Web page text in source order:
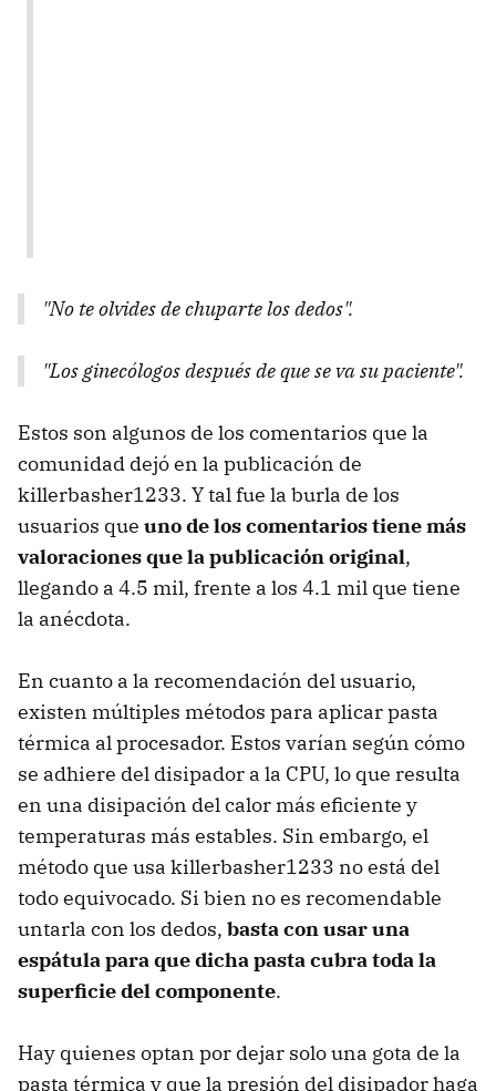
"No te olvides de chuparte los dedos".
"Los ginecólogos después de que se va su paciente".
Estos son algunos de los comentarios que la
comunidad dejó en la publicación de
killerbasher1233. Y tal fue la burla de los
usuarios que uno de los comentarios tiene más
valoraciones que la publicación original,
llegando a 4.5 mil, frente a los 4.1 mil que tiene
la anécdota.
En cuanto a la recomendación del usuario,
existen múltiples métodos para aplicar pasta
térmica al procesador. Estos varían según cómo
se adhiere del disipador a la CPU, lo que resulta
en una disipación del calor más eficiente y
temperaturas más estables. Sin embargo, el
método que usa killerbasher1233 no está del
todo equivocado. Si bien no es recomendable
untarla con los dedos, basta con usar una
espátula para que dicha pasta cubra toda la
superficie del componente.
Hay quienes optan por dejar solo una gota de la
pasta térmica y que la presión del disipador haga